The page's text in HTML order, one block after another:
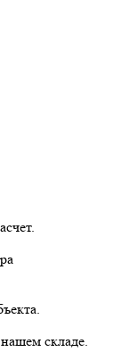
складе.